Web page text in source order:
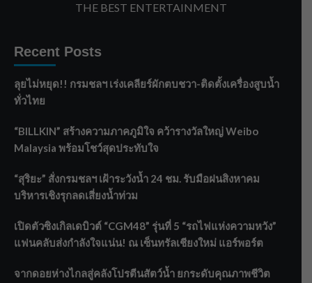
THE BEST ENTERTAINMENT
Recent Posts
ลุยไม่หยุด!! กรมชลฯ เร่งเคลียร์ผักตบชวา-ติดตั้งเครื่องสูบน้ำ
ทั่วไทย
“BILLKIN” สร้างความภาคภูมิใจ คว้ารางวัลใหญ่ Weibo
Malaysia พร้อมโชว์สุดประทับใจ
“สุริยะ” สั่งกรมชลฯ เฝ้าระวังน้ำ 24 ชม. รับมือฝนสิงหาคม
บริหารเชิงรุกลดเสี่ยงน้ำท่วม
เปิดตัวซิงเกิลเดบิวต์ “CGM48” รุ่นที่ 5 “รถไฟแห่งความหวัง”
แฟนคลับส่งกำลังใจแน่น! ณ เซ็นทรัลเชียงใหม่ แอร์พอร์ต
จากดอยห่างไกลสู่คลังโปรตีนสัตว์น้ำ ยกระดับคุณภาพชีวิต